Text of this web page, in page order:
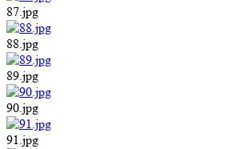
87.jpg
88.jpg
89.jpg
90.jpg
91.jpg